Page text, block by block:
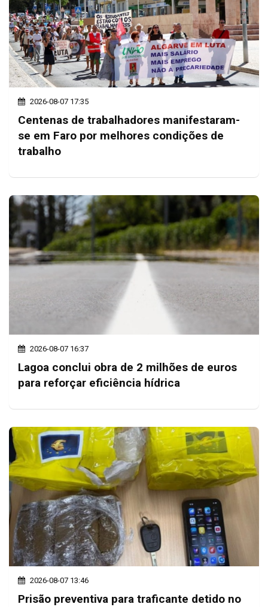
2026-08-07 17:35
Centenas de trabalhadores manifestaram-
se em Faro por melhores condições de
trabalho
2026-08-07 16:37
Lagoa conclui obra de 2 milhões de euros
para reforçar eficiência hídrica
2026-08-07 13:46
Prisão preventiva para traficante detido no